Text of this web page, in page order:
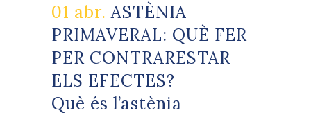
01 abr. ASTÈNIA
PRIMAVERAL: QUÈ FER
PER CONTRARESTAR
ELS EFECTES?
Què és l’astènia